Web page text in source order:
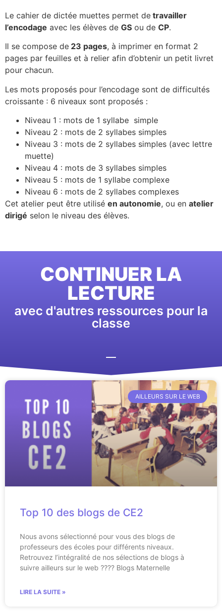
Le cahier de dictée muettes permet de travailler
l’encodage avec les élèves de GS ou de CP.
Il se compose de 23 pages, à imprimer en format 2
pages par feuilles et à relier afin d’obtenir un petit livret
pour chacun.
Les mots proposés pour l’encodage sont de difficultés
croissante : 6 niveaux sont proposés :
Niveau 1 : mots de 1 syllabe simple
Niveau 2 : mots de 2 syllabes simples
Niveau 3 : mots de 2 syllabes simples (avec lettre
muette)
Niveau 4 : mots de 3 syllabes simples
Niveau 5 : mots de 1 syllabe complexe
Niveau 6 : mots de 2 syllabes complexes
Cet atelier peut être utilisé en autonomie, ou en atelier
dirigé selon le niveau des élèves.
CONTINUER LA
LECTURE
avec d'autres ressources pour la
classe
AILLEURS SUR LE WEB
Top 10 des blogs de CE2
Nous avons sélectionné pour vous des blogs de
professeurs des écoles pour différents niveaux.
Retrouvez l’intégralité de nos sélections de blogs à
suivre ailleurs sur le web ???? Blogs Maternelle
LIRE LA SUITE »